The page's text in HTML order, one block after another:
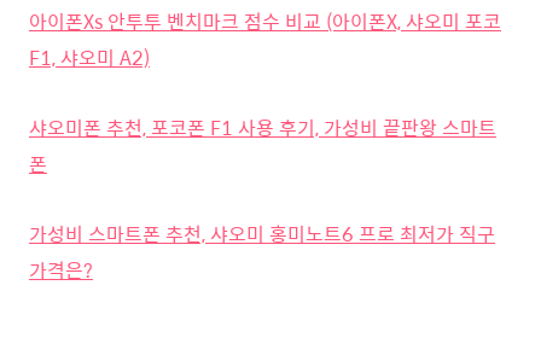
아이폰Xs 안투투 벤치마크 점수 비교 (아이폰X, 샤오미 포코
F1, 샤오미 A2)
샤오미폰 추천, 포코폰 F1 사용 후기, 가성비 끝판왕 스마트
폰
가성비 스마트폰 추천, 샤오미 홍미노트6 프로 최저가 직구
가격은?